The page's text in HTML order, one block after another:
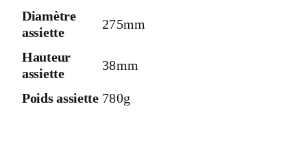
Diamètre
assiette
275mm
Hauteur
assiette
38mm
Poids assiette 780g